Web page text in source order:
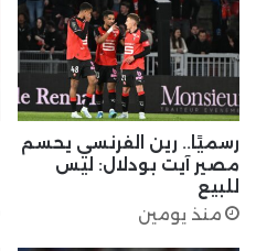
رسميًا.. رين الفرنسي يحسم
مصير آيت بودلال: ليس
للبيع
منذ يومين